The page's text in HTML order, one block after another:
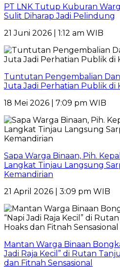
PT LNK Tutup Kuburan
Sulit Diharap Jadi Pelindung
21 Juni 2026 | 1:12 am WIB
Tuntutan Pengembalian
Juta Jadi Perhatian Publik di
18 Mei 2026 | 7:09 pm WIB
Sapa Warga Binaan, Pih.
Langkat Tinjau Langsung
Kemandirian
21 April 2026 | 3:09 pm WIB
Mantan Warga Binaan
Jadi Raja Kecil” di Rutan
dan Fitnah Sensasional